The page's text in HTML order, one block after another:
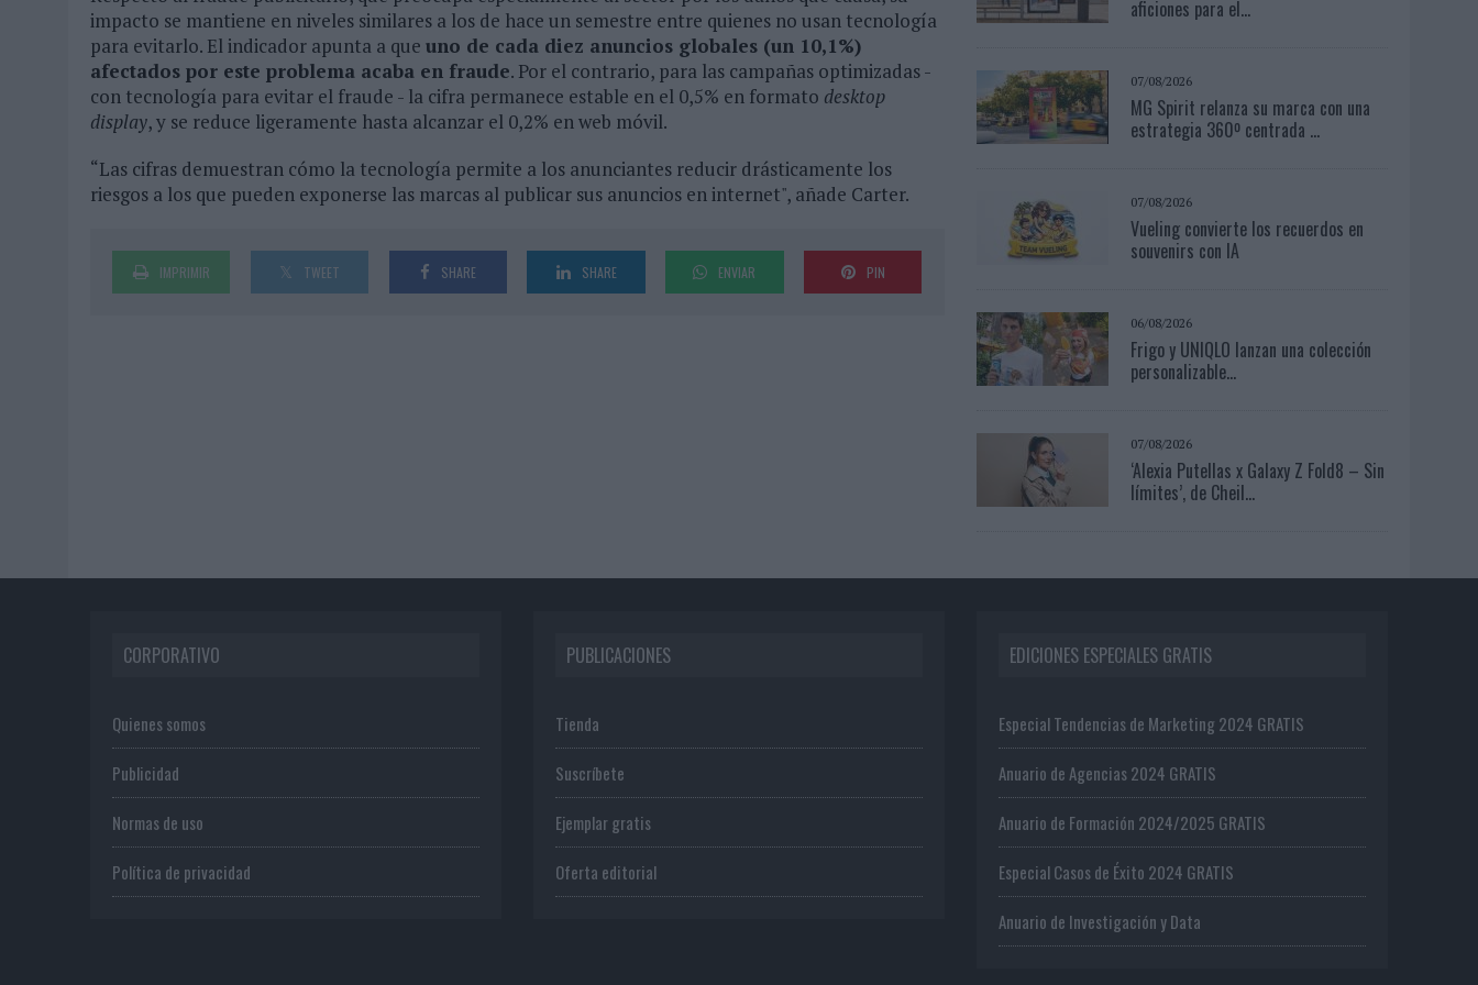
impacto se mantiene en niveles similares a los de hace un semestre entre quienes no usan tecnología
para evitarlo. El indicador apunta a que uno de cada diez anuncios globales (un 10,1%)
afectados por este problema acaba en fraude. Por el contrario, para las campañas optimizadas -
con tecnología para evitar el fraude - la cifra permanece estable en el 0,5% en formato desktop
display, y se reduce ligeramente hasta alcanzar el 0,2% en web móvil.
“Las cifras demuestran cómo la tecnología permite a los anunciantes reducir drásticamente los
riesgos a los que pueden exponerse las marcas al publicar sus anuncios en internet", añade Carter.
IMPRIMIR TWEET SHARE SHARE ENVIAR PIN
aficiones para el...
07/08/2026
MG Spirit relanza su marca con una
estrategia 360º centrada ...
07/08/2026
Vueling convierte los recuerdos en
souvenirs con IA
06/08/2026
Frigo y UNIQLO lanzan una colección
personalizable...
07/08/2026
‘Alexia Putellas x Galaxy Z Fold8 – Sin
límites’, de Cheil...
CORPORATIVO
Quienes somos
Publicidad
Normas de uso
Política de privacidad
PUBLICACIONES
Tienda
Suscríbete
Ejemplar gratis
Oferta editorial
EDICIONES ESPECIALES GRATIS
Especial Tendencias de Marketing 2024 GRATIS
Anuario de Agencias 2024 GRATIS
Anuario de Formación 2024/2025 GRATIS
Especial Casos de Éxito 2024 GRATIS
Anuario de Investigación y Data